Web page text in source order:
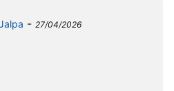
- 27/04/2026